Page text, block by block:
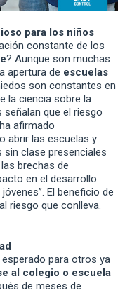
para los niños
constante de los
? Aunque son muchas
apertura de escuelas
son constantes en
la ciencia sobre la
que el riesgo
afirmado
abrir las escuelas y
clase presenciales
brechas de
en el desarrollo
El beneficio de
riesgo que conlleva.
para otros ya
al colegio o escuela
de meses de